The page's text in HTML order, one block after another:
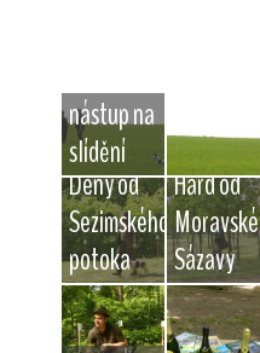
nástup na
slídění
Deny od
Sezimského
potoka
Hard od
Moravské
Sázavy